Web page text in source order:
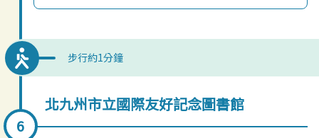
步行約1分鐘
北九州市立國際友好記念圖書館